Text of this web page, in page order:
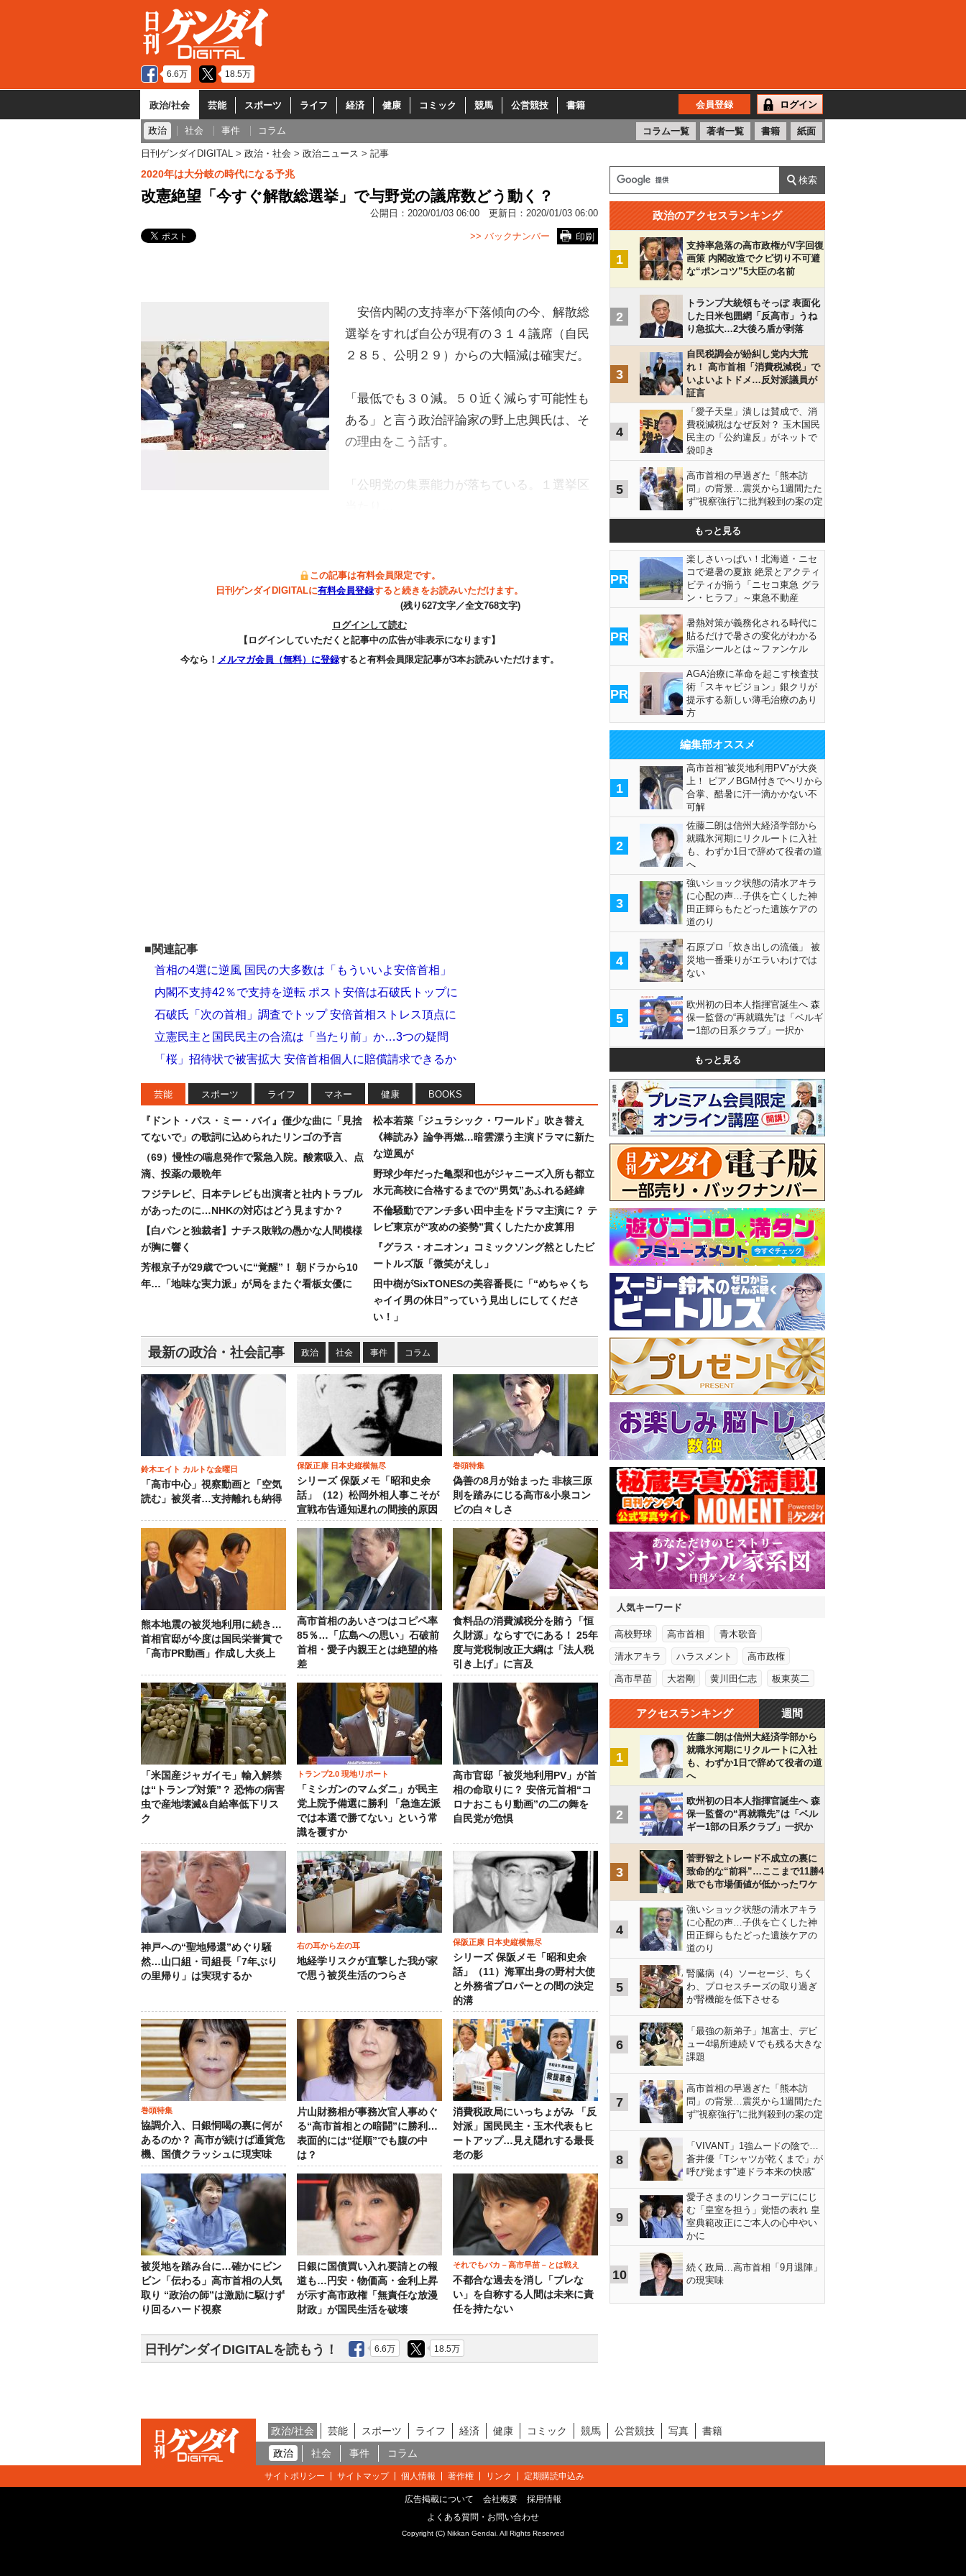
6.6万 18.5万
政治/社会 芸能 スポーツ ライフ 経済 健康 コミック 競馬 公営競技 書籍 会員登録 ログイン
政治 社会 事件 コラム コラム一覧 著者一覧 書籍 紙面
日刊ゲンダイDIGITAL 政治・社会 政治ニュース 記事
2020年は大分岐の時代になる予兆
改憲絶望「今すぐ解散総選挙」で与野党の議席数どう動く？
公開日： 2020/01/03 06:00 更新日： 2020/01/03 06:00
印刷
>> バックナンバー
安倍内閣の支持率が下落傾向の今、解散総
選挙をすれば自公が現有の３１４議席（自民
２８５、公明２９）からの大幅減は確実だ。
「最低でも３０減。５０近く減らす可能性も
ある」と言う政治評論家の野上忠興氏は、そ
の理由をこう話す。
「公明党の集票能力が落ちている。１選挙区
この記事は有料会員限定です。
日刊ゲンダイDIGITALに有料会員登録すると続きをお読みいただけます。
(残り627文字／全文768文字)
ログインして読む
【ログインしていただくと記事中の広告が非表示になります】
今なら！ メルマガ会員（無料）に登録すると有料会員限定記事が3本お読みいただけます。
■関連記事
首相の4選に逆風 国民の大多数は「もういいよ安倍首相」
内閣不支持42％で支持を逆転 ポスト安倍は石破氏トップに
石破氏「次の首相」調査でトップ 安倍首相ストレス頂点に
立憲民主と国民民主の合流は「当たり前」か…3つの疑問
「桜」招待状で被害拡大 安倍首相個人に賠償請求できるか
芸能 スポーツ ライフ マネー 健康 BOOKS
『ドント・パス・ミー・バイ』僅少な曲に「見捨
てないで」の歌詞に込められたリンゴの予言
（69）慢性の喘息発作で緊急入院。酸素吸入、点
滴、投薬の最晩年
フジテレビ、日本テレビも出演者と社内トラブル
があったのに…NHKの対応はどう見ますか？
【白パンと独裁者】ナチス敗戦の愚かな人間模様
が胸に響く
芳根京子が29歳でついに“覚醒”！ 朝ドラから10
年…「地味な実力派」が局をまたぐ看板女優に
松本若菜「ジュラシック・ワールド」吹き替え
《棒読み》論争再燃…暗雲漂う主演ドラマに新た
な逆風が
野球少年だった亀梨和也がジャニーズ入所も都立
水元高校に合格するまでの“男気”あふれる経緯
不倫騒動でアンチ多い田中圭をドラマ主演に？ テ
レビ東京が“攻めの姿勢”貫くしたたか皮算用
『グラス・オニオン』コミックソング然としたビ
ートルズ版「微笑がえし」
田中樹がSixTONESの美容番長に「“めちゃくち
ゃイイ男の休日”っていう見出しにしてくださ
い！」
最新の政治・社会記事 政治 社会 事件 コラム
鈴木エイト カルトな金曜日
「高市中心」視察動画と「空気
読む」被災者…支持離れも納得
保阪正康 日本史縦横無尽
シリーズ 保阪メモ「昭和史余
話」（12）松岡外相人事こそが
宣戦布告通知遅れの間接的原因
巻頭特集
偽善の8月が始まった 非核三原
則を踏みにじる高市&小泉コン
ビの白々しさ
熊本地震の被災地利用に続き…
首相官邸が今度は国民栄誉賞で
「高市PR動画」作成し大炎上
高市首相のあいさつはコピペ率
85％…「広島への思い」石破前
首相・愛子内親王とは絶望的格
差
食料品の消費減税分を賄う「恒
久財源」ならすでにある！ 25年
度与党税制改正大綱は「法人税
引き上げ」に言及
「米国産ジャガイモ」輸入解禁
は“トランプ対策”？ 恐怖の病害
虫で産地壊滅&自給率低下リス
ク
トランプ2.0 現地リポート
「ミシガンのマムダニ」が民主
党上院予備選に勝利 「急進左派
では本選で勝てない」という常
識を覆すか
高市官邸「被災地利用PV」が首
相の命取りに？ 安倍元首相“コ
ロナおこもり動画”の二の舞を
自民党が危惧
神戸への“聖地帰還”めぐり騒
然…山口組・司組長「7年ぶり
の里帰り」は実現するか
右の耳から左の耳
地経学リスクが直撃した我が家
で思う被災生活のつらさ
保阪正康 日本史縦横無尽
シリーズ 保阪メモ「昭和史余
話」（11）海軍出身の野村大使
と外務省プロパーとの間の決定
的溝
巻頭特集
協調介入、日銀恫喝の裏に何が
あるのか？ 高市が続けば通貨危
機、国債クラッシュに現実味
片山財務相が事務次官人事めぐ
る“高市首相との暗闘”に勝利…
表面的には“従順”でも腹の中
は？
消費税政局にいっちょがみ 「反
対派」国民民主・玉木代表もヒ
ートアップ…見え隠れする最長
老の影
被災地を踏み台に…確かにビン
ビン「伝わる」高市首相の人気
取り “政治の師”は激励に駆けず
り回るハード視察
日銀に国債買い入れ要請との報
道も…円安・物価高・金利上昇
が示す高市政権「無責任な放漫
財政」が国民生活を破壊
それでもバカ－高市早苗－とは戦え
不都合な過去を消し「ブレな
い」を自称する人間は未来に責
任を持たない
日刊ゲンダイDIGITALを読もう！ 6.6万 18.5万
政治のアクセスランキング
1
支持率急落の高市政権がV字回復
画策 内閣改造でクビ切り不可避
な“ポンコツ”5大臣の名前
2
トランプ大統領もそっぽ 表面化
した日米包囲網「反高市」うね
り急拡大…2大後ろ盾が剥落
3
自民税調会が紛糾し党内大荒
れ！ 高市首相「消費税減税」で
いよいよトドメ…反対派議員が
証言
4
「愛子天皇」潰しは賛成で、消
費税減税はなぜ反対？ 玉木国民
民主の「公約違反」がネットで
袋叩き
5
高市首相の早過ぎた「熊本訪
問」の背景…震災から1週間たた
ず“視察強行”に批判殺到の案の定
もっと見る
PR
楽しさいっぱい！北海道・ニセ
コで避暑の夏旅 絶景とアクティ
ビティが揃う「ニセコ東急 グラ
ン・ヒラフ」～東急不動産
PR
暑熱対策が義務化される時代に
貼るだけで暑さの変化がわかる
示温シールとは～ファンケル
PR
AGA治療に革命を起こす検査技
術「スキャビジョン」銀クリが
提示する新しい薄毛治療のあり
方
編集部オススメ
1
高市首相“被災地利用PV”が大炎
上！ ピアノBGM付きでヘリから
合掌、酷暑に汗一滴かかない不
可解
2
佐藤二朗は信州大経済学部から
就職氷河期にリクルートに入社
も、わずか1日で辞めて役者の道
へ
3
強いショック状態の清水アキラ
に心配の声…子供を亡くした神
田正輝らもたどった遺族ケアの
道のり
4
石原プロ「炊き出しの流儀」 被
災地一番乗りがエラいわけでは
ない
5
欧州初の日本人指揮官誕生へ 森
保一監督の“再就職先”は「ベルギ
ー1部の日系クラブ」一択か
もっと見る
人気キーワード
高校野球 高市首相 青木歌音
清水アキラ ハラスメント 高市政権
高市早苗 大岩剛 黄川田仁志 板東英二
アクセスランキング 週間
1
佐藤二朗は信州大経済学部から
就職氷河期にリクルートに入社
も、わずか1日で辞めて役者の道
へ
2
欧州初の日本人指揮官誕生へ 森
保一監督の“再就職先”は「ベル
ギー1部の日系クラブ」一択か
3
菅野智之トレード不成立の裏に
致命的な“前科”…ここまで11勝4
敗でも市場価値が低かったワケ
4
強いショック状態の清水アキラ
に心配の声…子供を亡くした神
田正輝らもたどった遺族ケアの
道のり
5
腎臓病（4）ソーセージ、ちく
わ、プロセスチーズの取り過ぎ
が腎機能を低下させる
6
「最強の新弟子」旭富士、デビ
ュー4場所連続Ｖでも残る大きな
課題
7
高市首相の早過ぎた「熊本訪
問」の背景…震災から1週間たた
ず“視察強行”に批判殺到の案の定
8
「VIVANT」1強ムードの陰で…
蒼井優「Tシャツが乾くまで」が
呼び覚ます"連ドラ本来の快感"
9
愛子さまのリンクコーデににじ
む「皇室を担う」覚悟の表れ 皇
室典範改正にご本人の心中やい
かに
10
続く政局…高市首相「9月退陣」
の現実味
政治/社会 芸能 スポーツ ライフ 経済 健康 コミック 競馬 公営競技 写真
書籍
政治
社会 事件 コラム
サイトポリシー サイトマップ 個人情報 著作権 リンク 定期購読申込み
広告掲載について 会社概要
採用情報
よくある質問・お問い合わせ
Copyright (C) Nikkan Gendai. All Rights Reserved